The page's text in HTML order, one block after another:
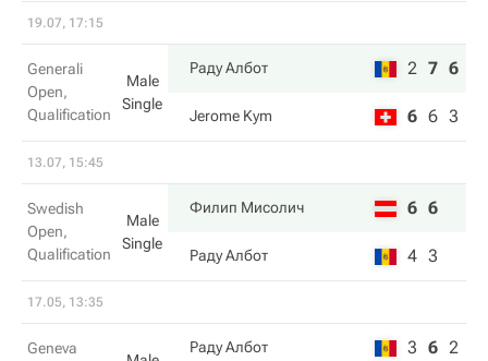
19.07, 17:15
Generali
Open,
Qualification
Male
Single
Раду Албот 2 7 6
Jerome Kym 6 6 3
13.07, 15:45
Swedish
Open,
Qualification
Male
Single
Филип Мисолич 6 6
Раду Албот 4 3
17.05, 13:35
Geneva Раду Албот 3 6 2